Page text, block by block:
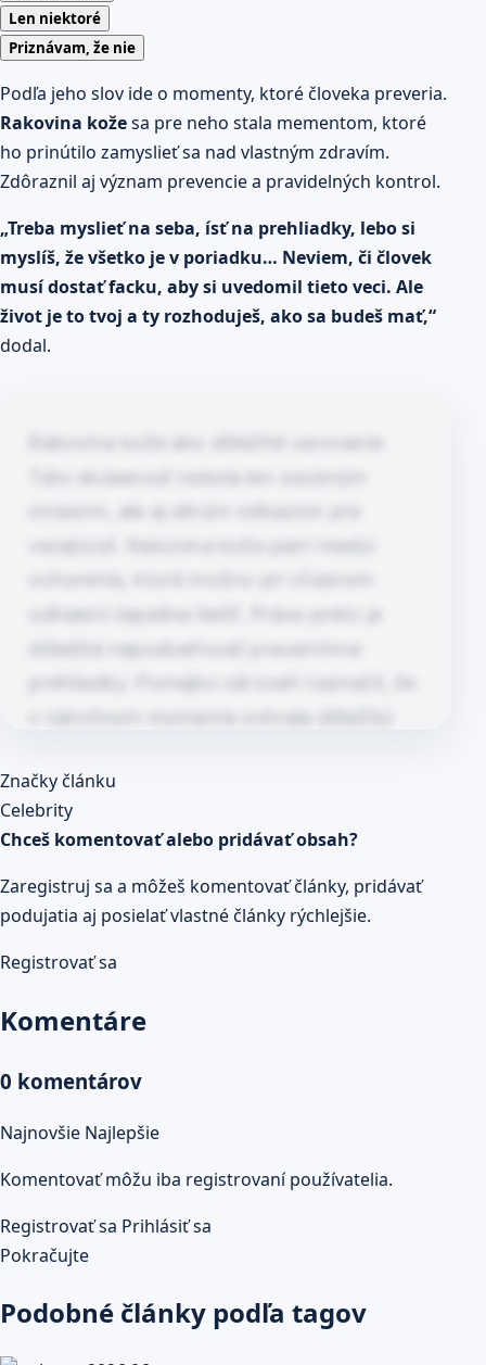
Len niektoré
Priznávam, že nie
Podľa jeho slov ide o momenty, ktoré človeka preveria.
Rakovina kožesa pre neho stala mementom, ktoré
ho prinútilo zamyslieť sa nad vlastným zdravím.
Zdôraznil aj význam prevencie a pravidelných kontrol.
„Treba myslieť na seba, ísť na prehliadky, lebo si
myslíš, že všetko je v poriadku… Neviem, či človek
musí dostať facku, aby si uvedomil tieto veci. Ale
život je to tvoj a ty rozhoduješ, ako sa budeš mať,“
dodal.
odhalení úspešne liečiť. Práve preto je
dôležité nepodceňovať preventívne
situáciu zvládnuť. Rakovina…
Článok pokračuje po kliknutí
Prečítaj celý článok
Značky článku
Celebrity
Chceš komentovať alebo pridávať obsah?
Zaregistruj sa a môžeš komentovať články, pridávať
podujatia aj posielať vlastné články rýchlejšie.
Registrovať sa
Komentáre
0 komentárov
Najnovšie Najlepšie
Komentovať môžu iba registrovaní používatelia.
Registrovať sa Prihlásiť sa
Pokračujte
Podobné články podľa tagov